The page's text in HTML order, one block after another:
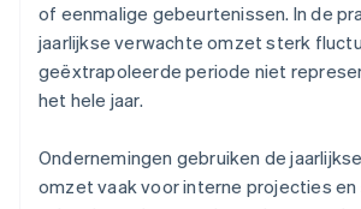
of eenmalige gebeurtenissen. In de
jaarlijkse verwachte omzet sterk
geëxtrapoleerde periode niet
het hele jaar.
Ondernemingen gebruiken de
omzet vaak voor interne projecties en